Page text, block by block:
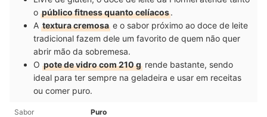
o público fitness quanto celíacos.
A textura cremosa e o sabor próximo ao doce de leite
tradicional fazem dele um favorito de quem não quer
abrir mão da sobremesa.
O pote de vidro com 210 g rende bastante, sendo
ideal para ter sempre na geladeira e usar em receitas
ou comer puro.
Sabor Puro